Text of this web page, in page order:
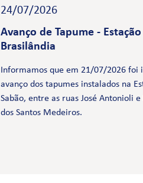
24/07/2026
Avanço de Tapume - Estação
Brasilândia
Informamos que em 21/07/2026 foi
avanço dos tapumes instalados na
Sabão, entre as ruas José Antonioli e
dos Santos Medeiros.